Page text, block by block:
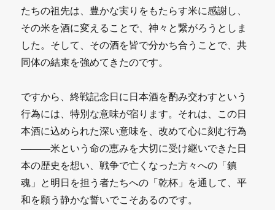
たちの祖先は、豊かな実りをもたらす米に感謝し、
その米を酒に変えることで、神々と繋がろうとしま
した。そして、その酒を皆で分かち合うことで、共
同体の結束を強めてきたのです。
ですから、終戦記念日に日本酒を酌み交わすという
行為には、特別な意味が宿ります。それは、この日
本酒に込められた深い意味を、改めて心に刻む行為
―――米という命の恵みを大切に受け継いできた日
本の歴史を想い、戦争で亡くなった方々への「鎮
魂」と明日を担う者たちへの「乾杯」を通して、平
和を願う静かな誓いでこそあるのです。